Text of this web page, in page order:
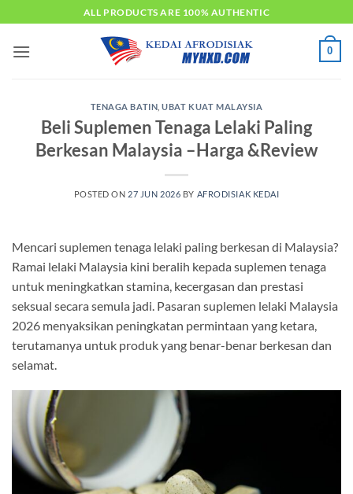
to
content
ALL PRODUCTS ARE 100% AUTHENTIC
0
TENAGA BATIN ,UBAT KUAT MALAYSIA
Beli Suplemen Tenaga Lelaki Paling
Berkesan Malaysia –Harga &Review
POSTED ON 27 JUN 2026 BY AFRODISIAK KEDAI
Mencari suplemen tenaga lelaki paling berkesan di Malaysia?
Ramai lelaki Malaysia kini beralih kepada suplemen tenaga
untuk meningkatkan stamina, kecergasan dan prestasi
seksual secara semula jadi. Pasaran suplemen lelaki Malaysia
2026 menyaksikan peningkatan permintaan yang ketara,
terutamanya untuk produk yang benar-benar berkesan dan
selamat.